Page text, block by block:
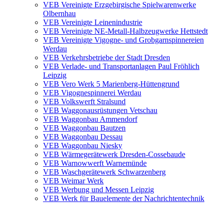
VEB Vereinigte Erzgebirgische Spielwarenwerke
Olbernhau
VEB Vereinigte Leinenindustrie
VEB Vereinigte NE-Metall-Halbzeugwerke Hettstedt
VEB Vereinigte Vigogne- und Grobgarnspinnereien
Werdau
VEB Verkehrsbetriebe der Stadt Dresden
VEB Verlade- und Transportanlagen Paul Fröhlich
Leipzig
VEB Vero Werk 5 Marienberg-Hüttengrund
VEB Vigognespinnerei Werdau
VEB Volkswerft Stralsund
VEB Waggonausrüstungen Vetschau
VEB Waggonbau Ammendorf
VEB Waggonbau Bautzen
VEB Waggonbau Dessau
VEB Waggonbau Niesky
VEB Wärmegerätewerk Dresden-Cossebaude
VEB Warnowwerft Warnemünde
VEB Waschgerätewerk Schwarzenberg
VEB Weimar Werk
VEB Werbung und Messen Leipzig
VEB Werk für Bauelemente der Nachrichtentechnik